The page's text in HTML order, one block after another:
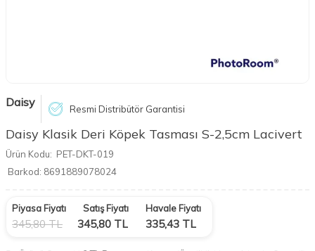
Daisy Resmi Distribütör Garantisi
Daisy Klasik Deri Köpek Tasması S-2,5cm Lacivert
Ürün Kodu: PET-DKT-019
Barkod: 8691889078024
Piyasa Fiyatı
345,80TL
Satış Fiyatı
345,80 TL
Havale Fiyatı
335,43 TL